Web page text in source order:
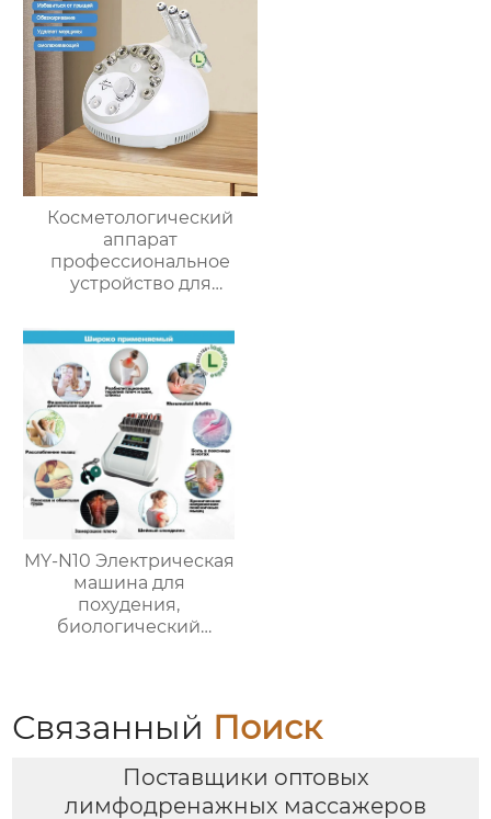
Косметологический
аппарат
профессиональное
устройство для
кристаллом алмазный
пилинг
микродермабразионный
пилинг MS-21P2N
MY-N10 Электрическая
машина для
похудения,
биологический
Связанный Поиск
Поставщики оптовых
лимфодренажных массажеров